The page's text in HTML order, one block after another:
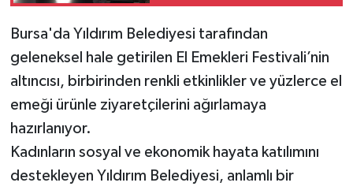
Bursa'da Yıldırım Belediyesi tarafından
geleneksel hale getirilen El Emekleri Festivali’nin
altıncısı, birbirinden renkli etkinlikler ve yüzlerce el
emeği ürünle ziyaretçilerini ağırlamaya
hazırlanıyor.
Kadınların sosyal ve ekonomik hayata katılımını
destekleyen Yıldırım Belediyesi, anlamlı bir